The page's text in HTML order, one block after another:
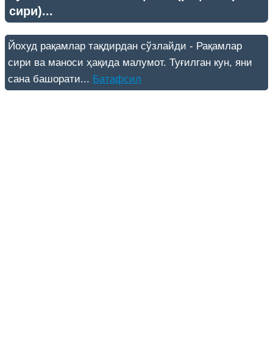
сири)...
Йохуд рақамлар тақдирдан сўзлайди - Рақамлар
сири ва маноси ҳақида малумот. Туғилган кун, яни
сана башорати... Батафсил